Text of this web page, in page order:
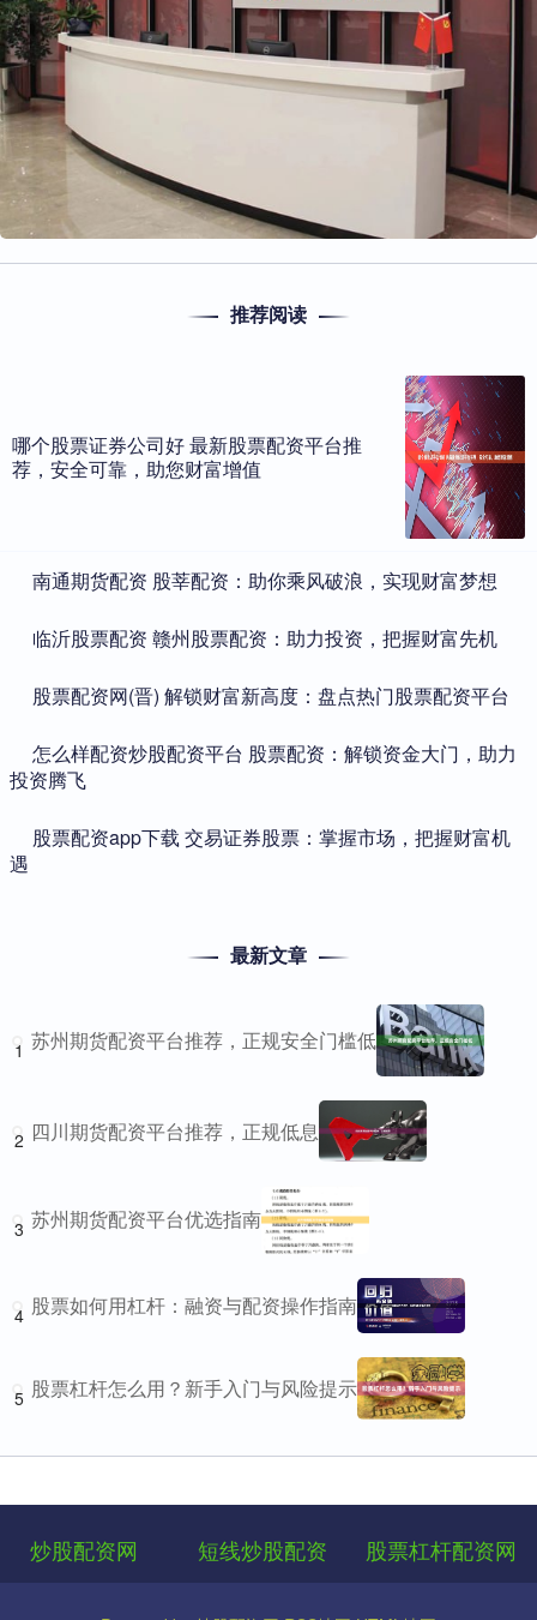
推荐阅读
哪个股票证券公司好 最新股票配资平台推
荐，安全可靠，助您财富增值
​南通期货配资 股莘配资：助你乘风破浪，实现财富梦想
​临沂股票配资 赣州股票配资：助力投资，把握财富先机
​股票配资网(晋) 解锁财富新高度：盘点热门股票配资平台
​怎么样配资炒股配资平台 股票配资：解锁资金大门，助力
投资腾飞
​股票配资app下载 交易证券股票：掌握市场，把握财富机
遇
最新文章
1 苏州期货配资平台推荐，正规安全门槛低
2 四川期货配资平台推荐，正规低息
3 苏州期货配资平台优选指南
4 股票如何用杠杆：融资与配资操作指南
5 股票杠杆怎么用？新手入门与风险提示
炒股配资网 短线炒股配资 股票杠杆配资网